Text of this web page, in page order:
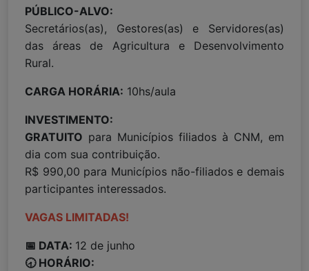
PÚBLICO-ALVO:
Secretários(as), Gestores(as) e Servidores(as)
das áreas de Agricultura e Desenvolvimento
Rural.
CARGA HORÁRIA: 10hs/aula
INVESTIMENTO:
GRATUITO para Municípios filiados à CNM, em
dia com sua contribuição.
R$ 990,00 para Municípios não-filiados e demais
participantes interessados.
VAGAS LIMITADAS!
📅 DATA: 12 de junho
🕣 HORÁRIO: